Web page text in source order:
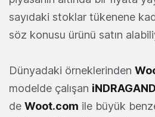
sayıdaki stoklar tükenene
söz konusu ürünü satın
Dünyadaki örneklerinden
modelde çalışan
de Woot.com ile büyük